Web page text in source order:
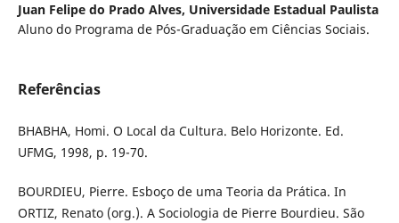
Juan Felipe do Prado Alves, Universidade Estadual Paulista
Aluno do Programa de Pós-Graduação em Ciências Sociais.
Referências
BHABHA, Homi. O Local da Cultura. Belo Horizonte. Ed.
UFMG, 1998, p. 19-70.
BOURDIEU, Pierre. Esboço de uma Teoria da Prática. In
ORTIZ, Renato (org.). A Sociologia de Pierre Bourdieu. São